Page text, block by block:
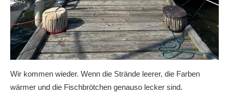
Wir kommen wieder. Wenn die Strände leerer, die Farben
wärmer und die Fischbrötchen genauso lecker sind.